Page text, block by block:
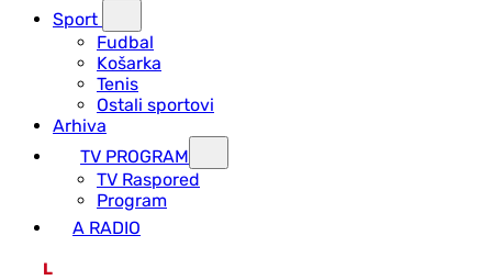
Sport
Fudbal
Košarka
Tenis
Ostali sportovi
Arhiva
TV PROGRAM
ТV Raspored
Program
A RADIO
L